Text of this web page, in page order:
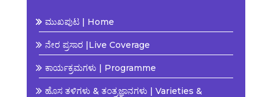
ಮುಖಪುಟ | Home
ನೇರ ಪ್ರಸಾರ |Live Coverage
ಕಾರ್ಯಕ್ರಮಗಳು | Programme
ಹೊಸ ತಳಿಗಳು & ತಂತ್ರಜ್ಞಾನಗಳು | Varieties &